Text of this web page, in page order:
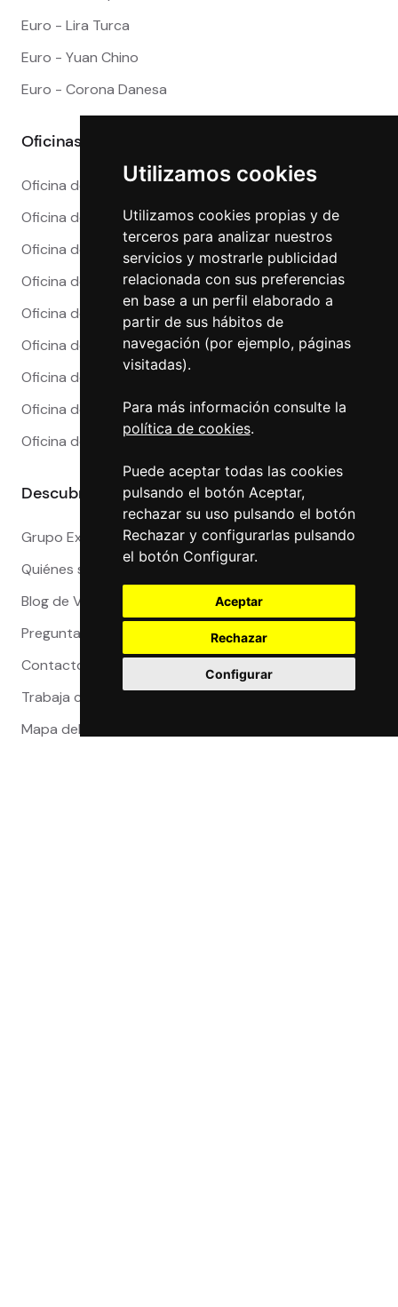
Utilizamos cookies
Utilizamos cookies propias y de
terceros para analizar nuestros
servicios y mostrarle publicidad
relacionada con sus preferencias
en base a un perfil elaborado a
partir de sus hábitos de
navegación (por ejemplo, páginas
visitadas).
Para más información consulte la
política de cookies.
Puede aceptar todas las cookies
pulsando el botón Aceptar,
rechazar su uso pulsando el botón
Rechazar y configurarlas pulsando
el botón Configurar.
Aceptar
Rechazar
Configurar
Euro - Lira Turca
Euro - Yuan Chino
Euro - Corona Danesa
Oficinas
Oficina de Cambio en Alicante
Oficina de Cambio en Barcelona
Oficina de Cambio en Córdoba
Oficina de Cambio en Granada
Oficina de Cambio en Madrid
Oficina de Cambio en Málaga
Oficina de Cambio en Marbella
Oficina de Cambio en Sevilla
Oficina de Cambio en Valencia
Descubre más
Grupo Exact
Quiénes somos
Blog de Viajeros
Preguntas Frecuentes
Contacto
Trabaja con nosotros
Mapa del sitio